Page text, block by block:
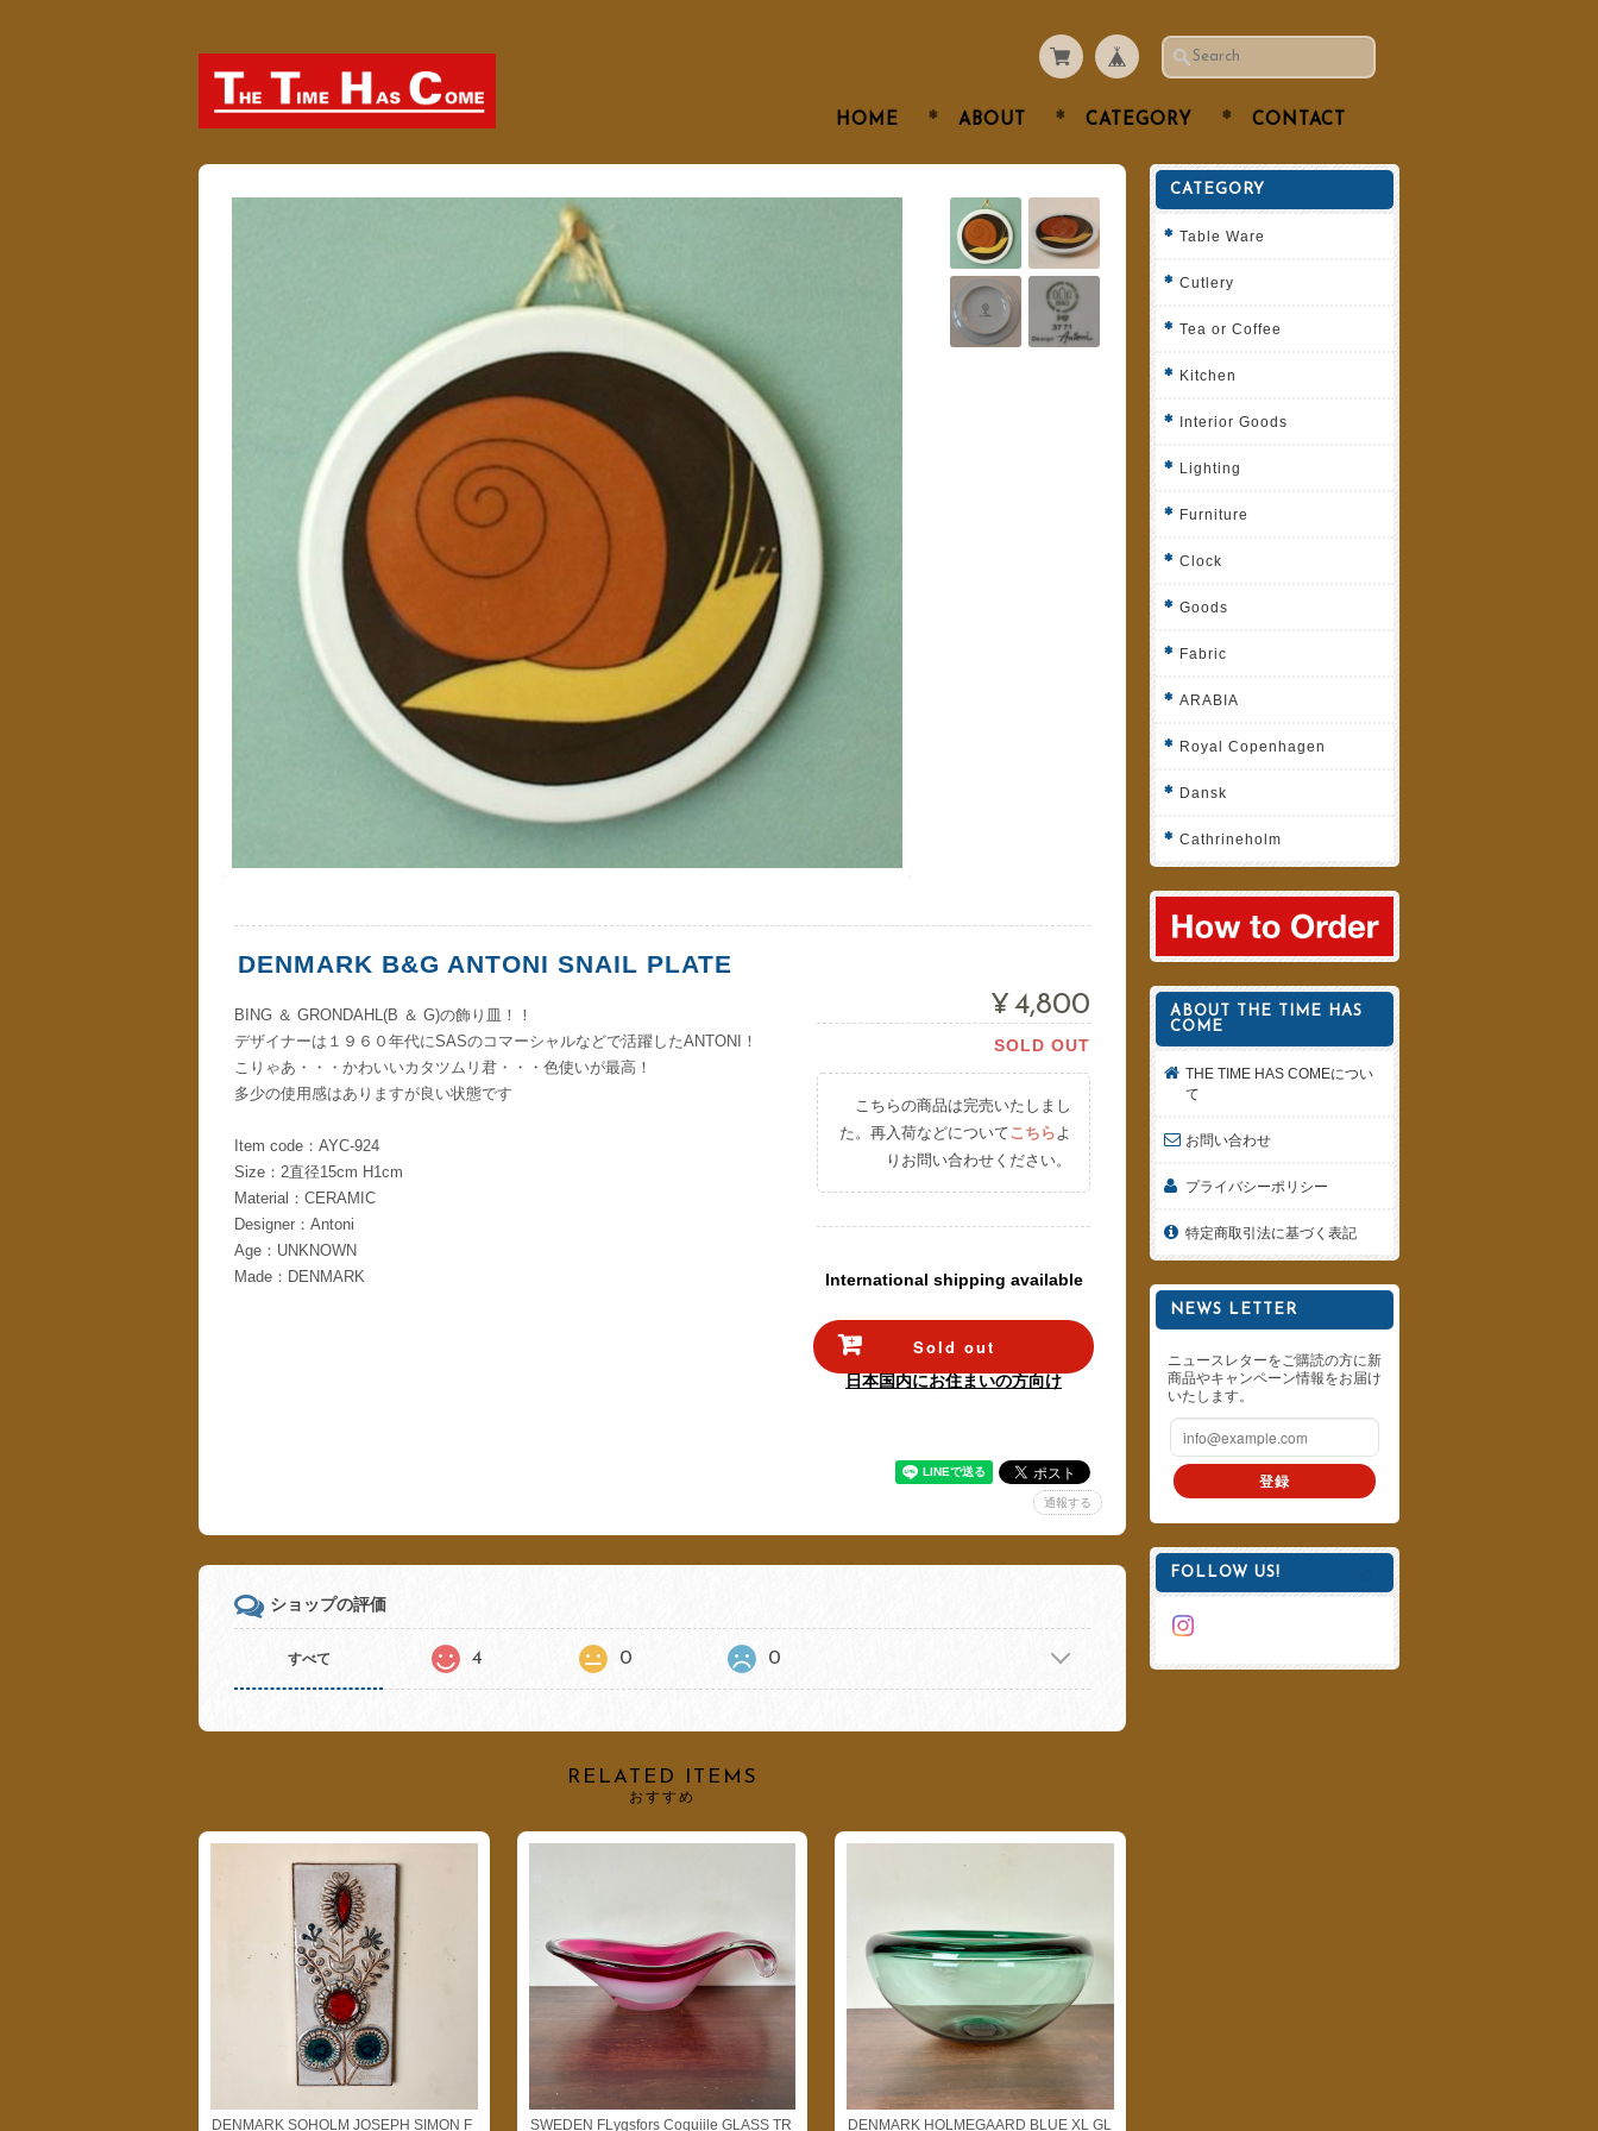
HOME ABOUT CATEGORY CONTACT
DENMARK B&G ANTONI SNAIL PLATE
BING ＆ GRONDAHL(B ＆ G)の飾り皿！！
デザイナーは１９６０年代にSASのコマーシャルなどで活躍したANTONI！
こりゃあ・・・かわいいカタツムリ君・・・色使いが最高！
多少の使用感はありますが良い状態です
Item code：AYC-924
Size：2直径15cm H1cm
Material：CERAMIC
Designer：Antoni
Age：UNKNOWN
Made：DENMARK
¥4,800
SOLD OUT
こちらの商品は完売いたしまし
た。再入荷などについてこちら よ
りお問い合わせください。
International shipping available
Sold out
日本国内にお住まいの方向け
通報する
ショップの評価
すべて 4 0 0
RELATED ITEMS
おすすめ
DENMARK SOHOLM JOSEPH SIMON F SWEDEN FLygsfors Coquiile GLASS TR DENMARK HOLMEGAARD BLUE XL GL
CATEGORY
Table Ware
Cutlery
Tea or Coffee
Kitchen
Interior Goods
Lighting
Furniture
Clock
Goods
Fabric
ARABIA
Royal Copenhagen
Dansk
Cathrineholm
ABOUT THE TIME HAS
COME
THE TIME HAS COMEについ
て
お問い合わせ
プライバシーポリシー
特定商取引法に基づく表記
NEWS LETTER
ニュースレターをご購読の方に新
商品やキャンペーン情報をお届け
いたします。
登録
FOLLOW US!